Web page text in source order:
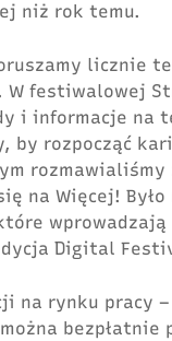
niż rok temu.
licznie
W festiwalowej
i informacje na
by rozpocząć
na Więcej!
wprowadzają
Digital
na rynku pracy –
bezpłatnie